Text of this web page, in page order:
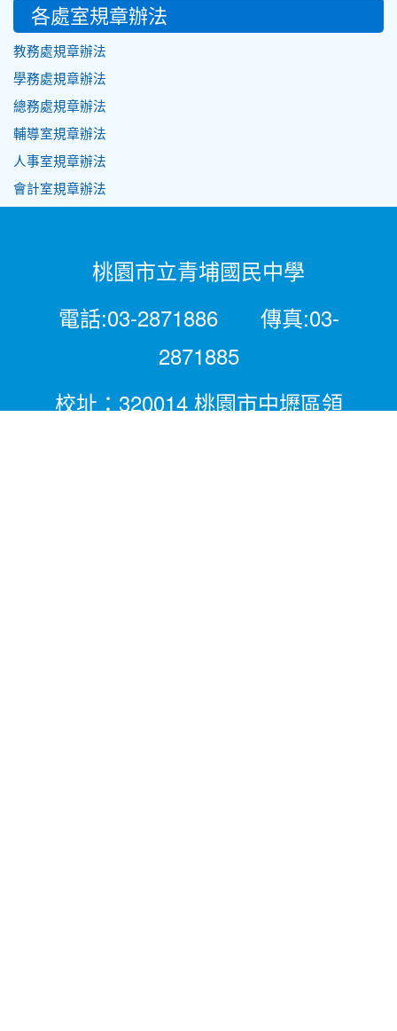
各處室規章辦法
教務處規章辦法
學務處規章辦法
總務處規章辦法
輔導室規章辦法
人事室規章辦法
會計室規章辦法
桃園市立青埔國民中學
電話:03-2871886 傳真:03-
2871885
校址：320014 桃園市中壢區領